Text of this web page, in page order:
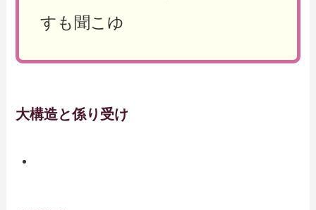
すも聞こゆ
大構造と係り受け